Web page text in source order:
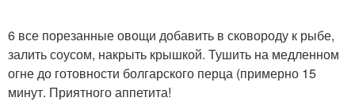
6 все порезанные овощи добавить в сковороду к рыбе,
залить соусом, накрыть крышкой. Тушить на медленном
огне до готовности болгарского перца (примерно 15
минут. Приятного аппетита!